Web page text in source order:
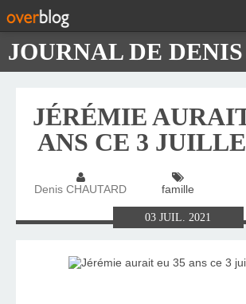
JÉRÉMIE
ANS CE 3
Denis CHAUTARD famille
03JUIL.2021